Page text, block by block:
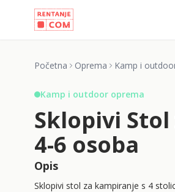
Početna Oprema Kamp i
Kamp i outdoor oprema
Sklopivi Stol
4-6 osoba
Opis
Sklopivi stol za kampiranje s 4